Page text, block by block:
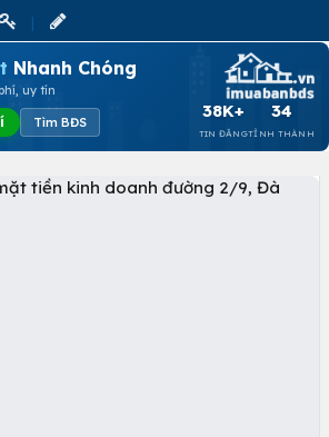
Nhanh Chóng
uy tín
Tìm BĐS
38K+
TIN ĐĂNG
34
TỈNH THÀNH